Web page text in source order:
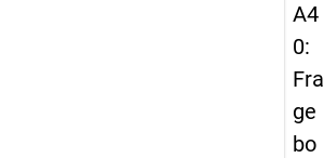
A4
0:
Fra
ge
bo